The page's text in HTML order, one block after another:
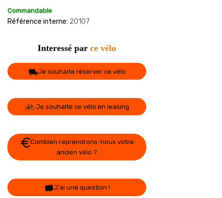
Commandable
Référence interne: 20107
Interessé par ce vélo
Je souhaite réserver ce vélo
Je souhaite ce vélo en leasing
Combien reprendrons-nous votre
ancien vélo ?
J'ai une question !